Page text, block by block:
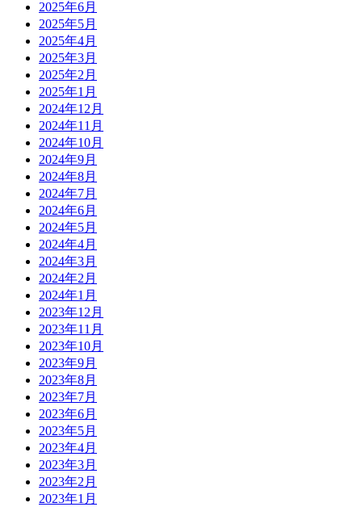
2025年6月
2025年5月
2025年4月
2025年3月
2025年2月
2025年1月
2024年12月
2024年11月
2024年10月
2024年9月
2024年8月
2024年7月
2024年6月
2024年5月
2024年4月
2024年3月
2024年2月
2024年1月
2023年12月
2023年11月
2023年10月
2023年9月
2023年8月
2023年7月
2023年6月
2023年5月
2023年4月
2023年3月
2023年2月
2023年1月